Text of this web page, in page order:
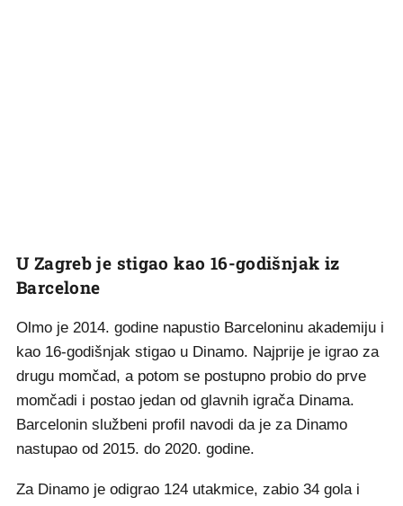
U Zagreb je stigao kao 16-godišnjak iz
Barcelone
Olmo je 2014. godine napustio Barceloninu akademiju i
kao 16-godišnjak stigao u Dinamo. Najprije je igrao za
drugu momčad, a potom se postupno probio do prve
momčadi i postao jedan od glavnih igrača Dinama.
Barcelonin službeni profil navodi da je za Dinamo
nastupao od 2015. do 2020. godine.
Za Dinamo je odigrao 124 utakmice, zabio 34 gola i